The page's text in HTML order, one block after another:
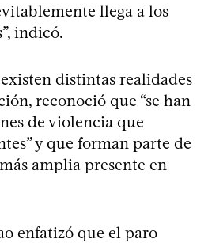
llega a los
indicó.
distintas realidades
reconoció que “se han
de violencia que
y que forman parte de
amplia presente en
enfatizó que el paro